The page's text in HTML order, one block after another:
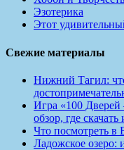
Эзотерика
Этот
Свежие материалы
Нижний Тагил:
Игра «100
обзор, где
Что посмотреть в
Ладожское озеро: